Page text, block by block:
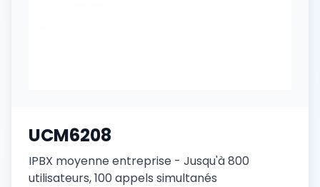
UCM6208
IPBX moyenne entreprise - Jusqu'à 800
utilisateurs, 100 appels simultanés